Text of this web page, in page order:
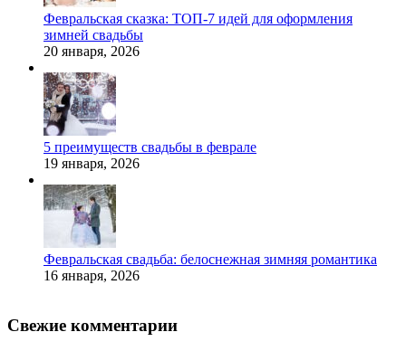
Февральская сказка: ТОП-7 идей для оформления
зимней свадьбы
20 января, 2026
5 преимуществ свадьбы в феврале
19 января, 2026
Февральская свадьба: белоснежная зимняя романтика
16 января, 2026
Свежие комментарии